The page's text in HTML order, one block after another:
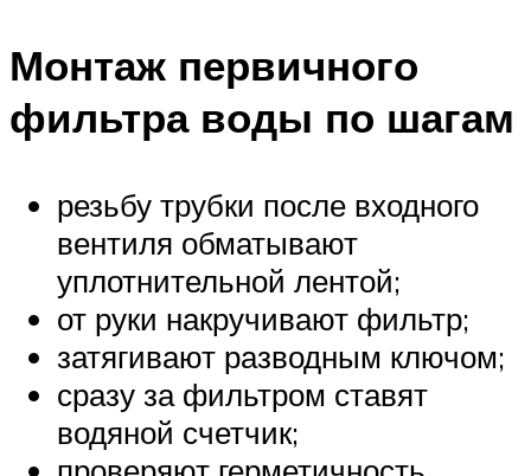
Монтаж первичного
фильтра воды по шагам
резьбу трубки после входного
вентиля обматывают
уплотнительной лентой;
от руки накручивают фильтр;
затягивают разводным ключом;
сразу за фильтром ставят
водяной счетчик;